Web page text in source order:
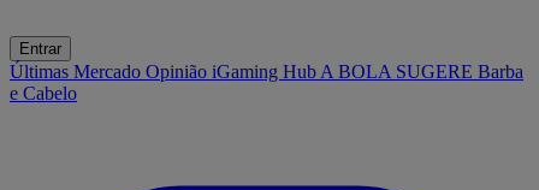
Entrar
Últimas Mercado Opinião iGaming Hub A BOLA SUGERE Barba
e Cabelo